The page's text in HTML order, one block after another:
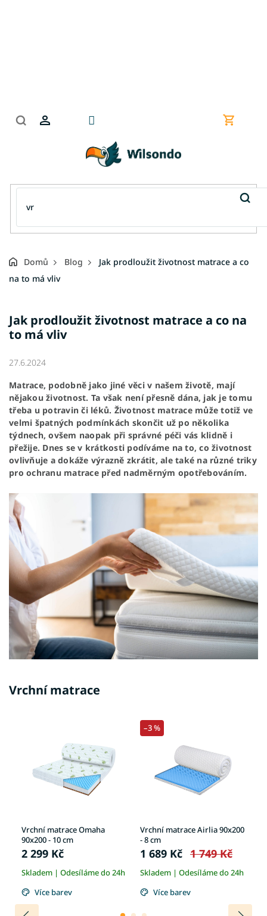
Nákupní
Domů Blog
Jak prodloužit životnost matrace a co
na to má vliv
Jak prodloužit životnost matrace a co na
to má vliv
27.6.2024
Matrace, podobně jako jiné věci v našem životě, mají
nějakou životnost. Ta však není přesně dána, jak je tomu
třeba u potravin či léků. Životnost matrace může totiž ve
velmi špatných podmínkách skončit už po několika
týdnech, ovšem naopak při správné péči vás klidně i
přežije. Dnes se v krátkosti podíváme na to, co životnost
ovlivňuje a dokáže výrazně zkrátit, ale také na různé triky
pro ochranu matrace před nadměrným opotřebováním.
Vrchní matrace
Vrchní matrace Omaha
90x200 - 10 cm
2 299 Kč
Skladem | Odesíláme do 24h
Více barev
–3 %
Vrchní matrace Airlia 90x200
- 8 cm
1 689 Kč 1 749 Kč
Skladem | Odesíláme do 24h
Více barev